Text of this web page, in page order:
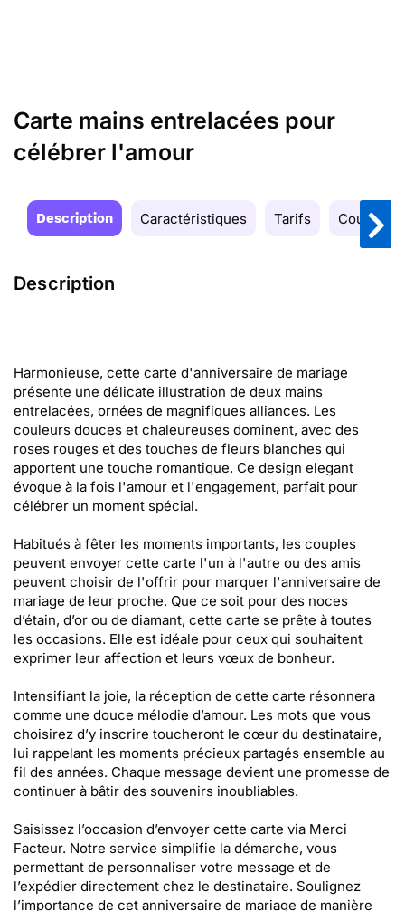
Carte mains entrelacées pour
célébrer l'amour
Description Caractéristiques Tarifs Couleurs
Description
Harmonieuse, cette carte d'anniversaire de mariage
présente une délicate illustration de deux mains
entrelacées, ornées de magnifiques alliances. Les
couleurs douces et chaleureuses dominent, avec des
roses rouges et des touches de fleurs blanches qui
apportent une touche romantique. Ce design elegant
évoque à la fois l'amour et l'engagement, parfait pour
célébrer un moment spécial.
Habitués à fêter les moments importants, les couples
peuvent envoyer cette carte l'un à l'autre ou des amis
peuvent choisir de l'offrir pour marquer l'anniversaire de
mariage de leur proche. Que ce soit pour des noces
d’étain, d’or ou de diamant, cette carte se prête à toutes
les occasions. Elle est idéale pour ceux qui souhaitent
exprimer leur affection et leurs vœux de bonheur.
Intensifiant la joie, la réception de cette carte résonnera
comme une douce mélodie d’amour. Les mots que vous
choisirez d’y inscrire toucheront le cœur du destinataire,
lui rappelant les moments précieux partagés ensemble au
fil des années. Chaque message devient une promesse de
continuer à bâtir des souvenirs inoubliables.
Saisissez l’occasion d’envoyer cette carte via Merci
Facteur. Notre service simplifie la démarche, vous
permettant de personnaliser votre message et de
l’expédier directement chez le destinataire. Soulignez
l’importance de cet anniversaire de mariage de manière